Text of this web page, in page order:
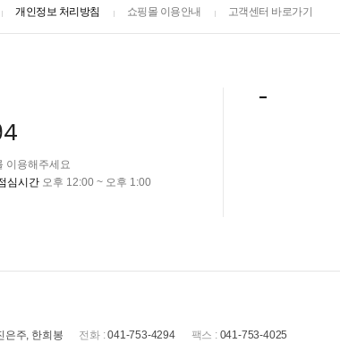
개인정보 처리방침 쇼핑몰 이용안내 고객센터 바로가기
이용해주세요
심시간 오후 12:00 ~ 오후 1:00
은주, 한희봉 전화 :041-753-4294 팩스 : 041-753-4025